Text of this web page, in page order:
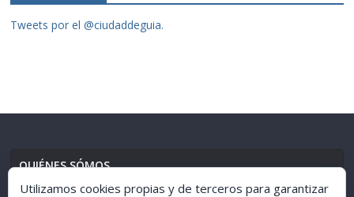
Tweets por el @ciudaddeguia.
QUIÉNES SÓMOS
Utilizamos cookies propias y de terceros para garantizar